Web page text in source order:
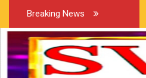
Breaking News